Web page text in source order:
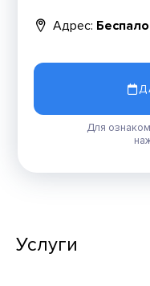
Адрес:
Для
Услуги